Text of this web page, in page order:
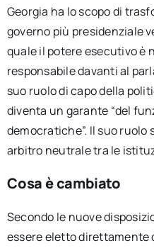
Georgia ha lo scopo di
governo più presidenziale
quale il potere esecutivo è
responsabile davanti al
suo ruolo di capo della
diventa un garante “del
democratiche”. Il suo ruolo
arbitro neutrale tra le
Cosa è cambiato
Secondo le nuove
essere eletto direttamente